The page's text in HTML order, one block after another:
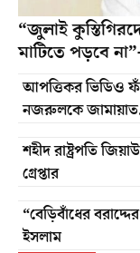
“জুলাই
মাটিতে পড়বে
আপত্তিকর ভিডিও
নজরুলকে
শহীদ রাষ্ট্রপতি
গ্রেপ্তার
“বেড়িবাঁধের
ইসলাম